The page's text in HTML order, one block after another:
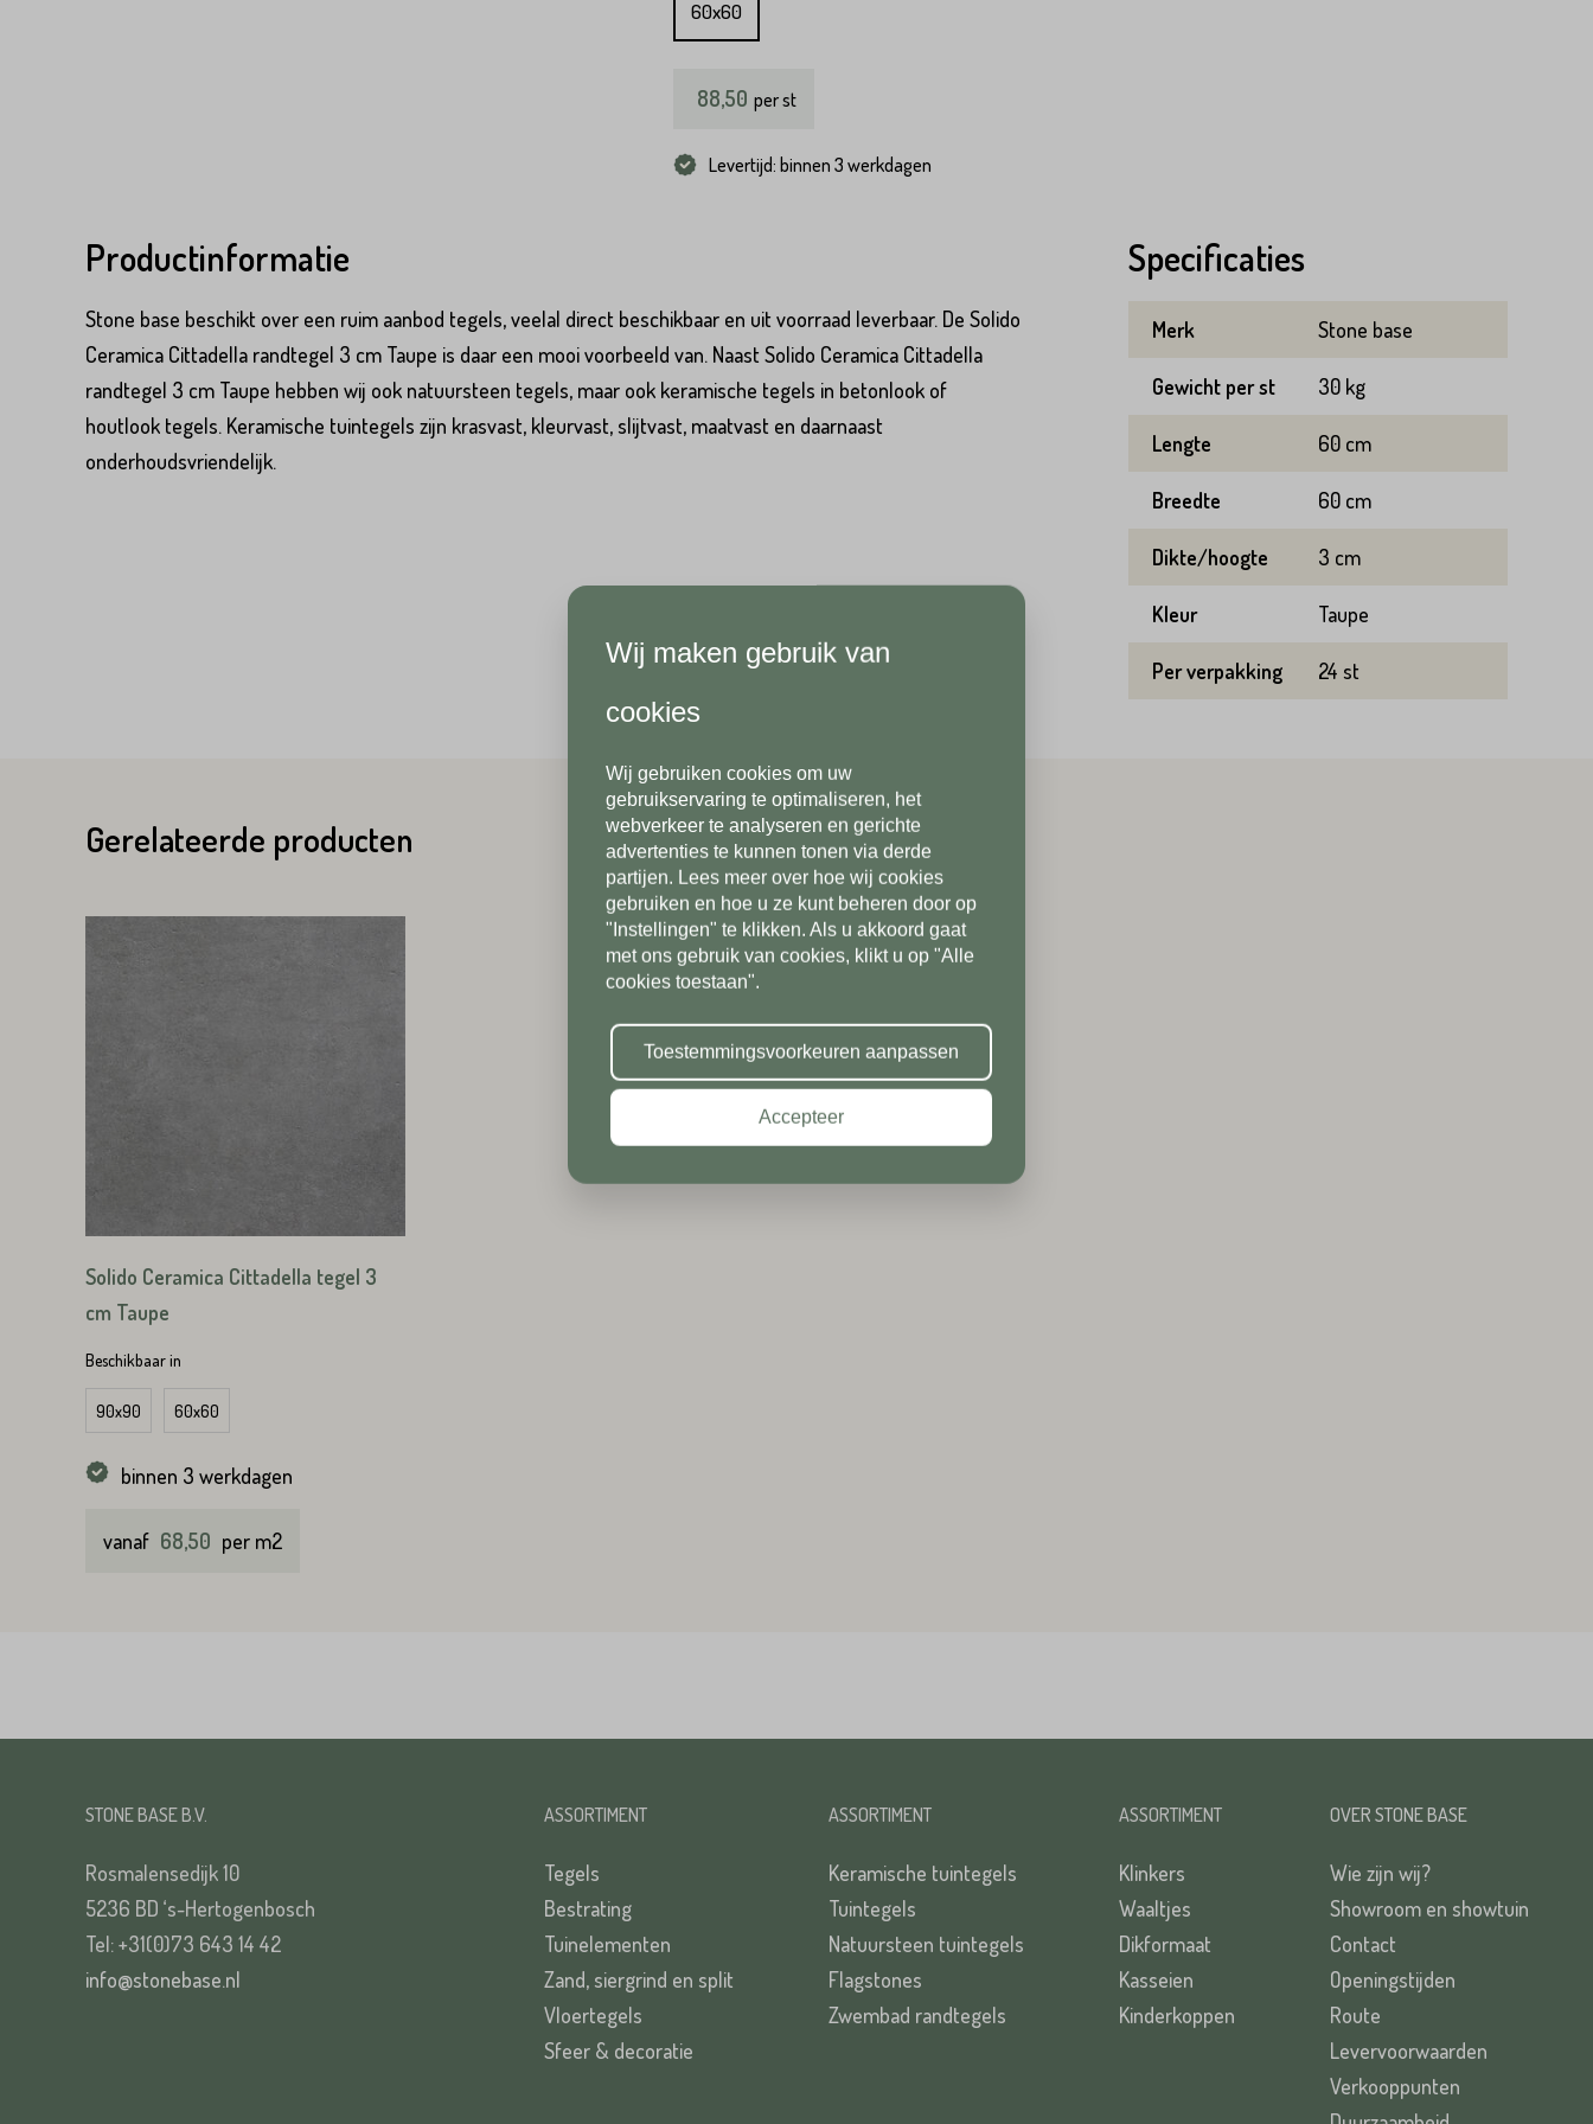
60x60
88,50 perst
Levertijd: binnen 3 werkdagen
Productinformatie
Stone base beschikt over een ruim aanbod tegels, veelal direct beschikbaar en uit voorraad leverbaar. De Solido
Ceramica Cittadella randtegel 3 cm Taupe is daar een mooi voorbeeld van. Naast Solido Ceramica Cittadella
randtegel 3 cm Taupe hebben wij ook natuursteen tegels, maar ook keramische tegels in betonlook of
houtlook tegels. Keramische tuintegels zijn krasvast, kleurvast, slijtvast, maatvast en daarnaast
onderhoudsvriendelijk.
Specificaties
Merk Stone base
Gewicht per st 30 kg
Lengte 60 cm
Breedte 60 cm
Dikte/hoogte 3 cm
Kleur Taupe
Per verpakking 24 st
Gerelateerde producten
Solido Ceramica Cittadella tegel 3
cm Taupe
Beschikbaar in
90x90 60x60
binnen 3 werkdagen
vanaf 68,50 per m2
Product*
Achternaam*
Telefoonnummer*
Postcode*
Telefoonnummer*
Postcode*
Toevoeging
Plaats*
STONE BASE B.V.
Rosmalensedijk 10
5236 BD ‘s-Hertogenbosch
Tel: +31(0)73 643 14 42
info@stonebase.nl
ASSORTIMENT
Tegels
Bestrating
Tuinelementen
Zand, siergrind en split
Vloertegels
Sfeer & decoratie
ASSORTIMENT
Keramische tuintegels
Tuintegels
Natuursteen tuintegels
Flagstones
Zwembad randtegels
ASSORTIMENT
Klinkers
Waaltjes
Dikformaat
Kasseien
Kinderkoppen
OVER STONE BASE
Wie zijn wij?
Showroom en showtuin
Contact
Openingstijden
Route
Levervoorwaarden
Verkooppunten
Wij maken gebruik van
cookies
Wij gebruiken cookies om uw
gebruikservaring te optimaliseren, het
webverkeer te analyseren en gerichte
advertenties te kunnen tonen via derde
partijen. Lees meer over hoe wij cookies
gebruiken en hoe u ze kunt beheren door op
"Instellingen" te klikken. Als u akkoord gaat
met ons gebruik van cookies, klikt u op "Alle
cookies toestaan".
Toestemmingsvoorkeuren aanpassen
Accepteer